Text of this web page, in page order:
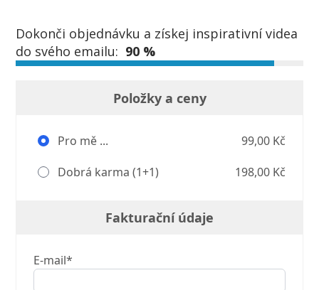
Dokonči objednávku a získej inspirativní videa
do svého emailu: 90 %
Položky a ceny
Pro mě ...
99,00 Kč
Dobrá karma (1+1)
198,00 Kč
Fakturační údaje
E-mail*